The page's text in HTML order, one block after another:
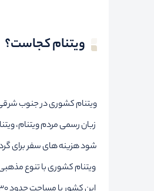
ویتنام کجاست؟
ویتنام کشوری در جنوب
شود هزینه های سفر برای
ویتنام کشوری با تنوع